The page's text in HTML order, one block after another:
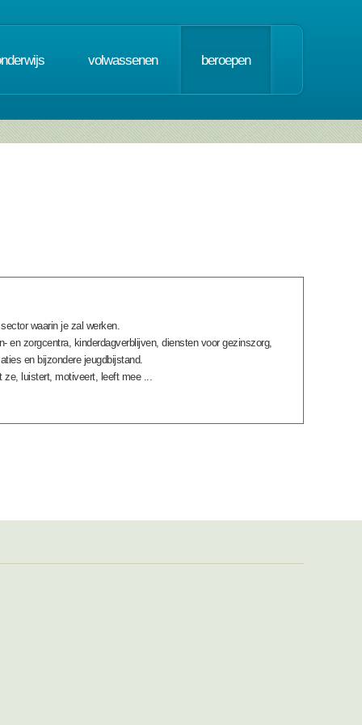
volwassenen beroepen
waarin je zal werken.
en zorgcentra, kinderdagverblijven, diensten voor gezinszorg,
en bijzondere jeugdbijstand.
ze, luistert, motiveert, leeft mee ...